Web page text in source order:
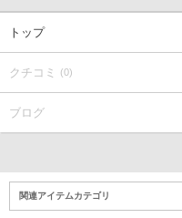
トップ
クチコミ (0)
ブログ
関連アイテムカテゴリ